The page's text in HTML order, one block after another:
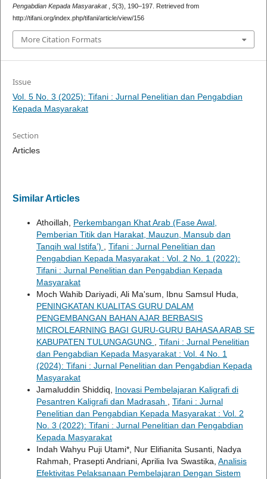
Pengabdian Kepada Masyarakat 5(3), 190–197. Retrieved from
http://tifani.org/index.php/tifani/article/view/156
More Citation Formats
Issue
Vol. 5 No. 3 (2025): Tifani : Jurnal Penelitian dan Pengabdian
Kepada Masyarakat
Section
Articles
Similar Articles
Athoillah, Perkembangan Khat Arab (Fase Awal,
Pemberian Titik dan Harakat, Mauzun, Mansub dan
Tanqih wal Istifa’)
Tifani : Jurnal Penelitian dan
Pengabdian Kepada Masyarakat : Vol. 2 No. 1 (2022):
Tifani : Jurnal Penelitian dan Pengabdian Kepada
Masyarakat
Moch Wahib Dariyadi, Ali Ma'sum, Ibnu Samsul Huda,
PENINGKATAN KUALITAS GURU DALAM
PENGEMBANGAN BAHAN AJAR BERBASIS
MICROLEARNING BAGI GURU-GURU BAHASA ARAB SE
KABUPATEN TULUNGAGUNG
Tifani : Jurnal Penelitian
dan Pengabdian Kepada Masyarakat : Vol. 4 No. 1
(2024): Tifani : Jurnal Penelitian dan Pengabdian Kepada
Masyarakat
Jamaluddin Shiddiq, Inovasi Pembelajaran Kaligrafi di
Pesantren Kaligrafi dan Madrasah
Tifani : Jurnal
Penelitian dan Pengabdian Kepada Masyarakat : Vol. 2
No. 3 (2022): Tifani : Jurnal Penelitian dan Pengabdian
Kepada Masyarakat
Indah Wahyu Puji Utami*, Nur Elifianita Susanti, Nadya
Rahmah, Prasepti Andriani, Aprilia Iva Swastika, Analisis
Efektivitas Pelaksanaan Pembelajaran Dengan Sistem